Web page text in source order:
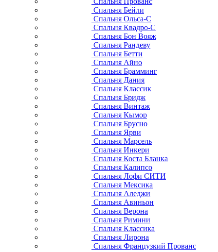
Спальня Бейли
Спальня Ольса-С
Спальня Квадро-С
Спальня Бон Вояж
Спальня Рандеву
Спальня Бетти
Спальня Айно
Спальня Брамминг
Спальня Дания
Спальня Классик
Спальня Бридж
Спальня Винтаж
Спальня Кымор
Спальня Брусно
Спальня Ярви
Спальня Марсель
Спальня Инкери
Спальня Коста Бланка
Спальня Калипсо
Спальня Лофи СИТИ
Спальня Мексика
Спальня Аледжи
Спальня Авиньон
Спальня Верона
Спальня Римини
Спальня Классика
Спальня Лирона
Спальня Французкий Прованс